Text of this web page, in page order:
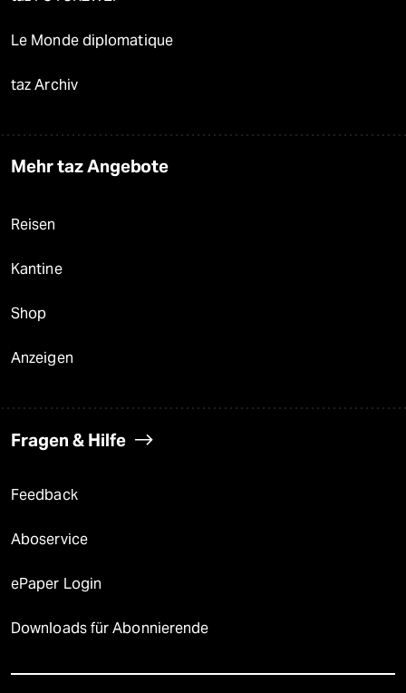
Le Monde diplomatique
taz Archiv
Mehr taz Angebote
Reisen
Kantine
Shop
Anzeigen
Fragen & Hilfe
Feedback
Aboservice
ePaper Login
Downloads für Abonnierende